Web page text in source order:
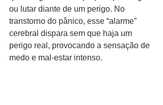
ou lutar diante de um perigo. No
transtorno do pânico, esse “alarme”
cerebral dispara sem que haja um
perigo real, provocando a sensação de
medo e mal-estar intenso.